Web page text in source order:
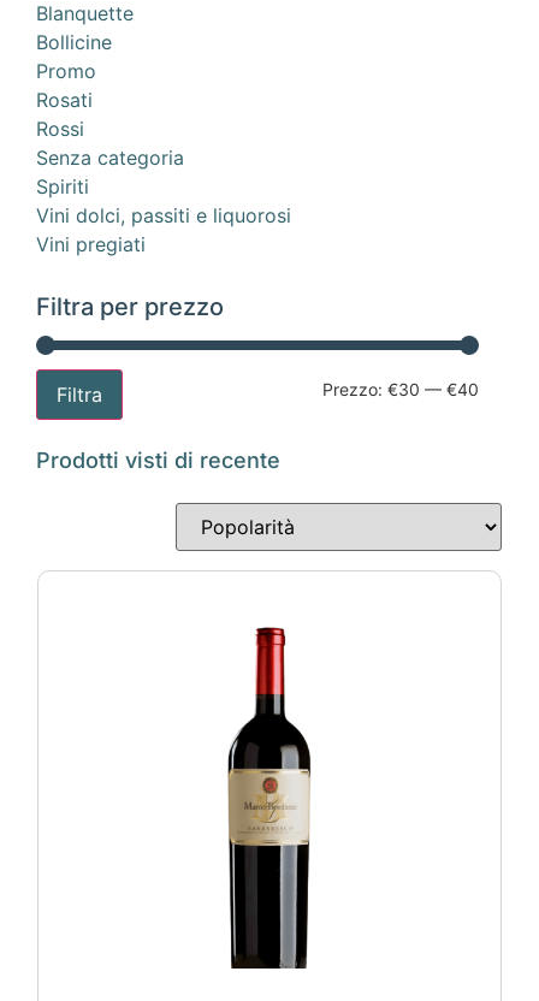
Blanquette
Bollicine
Promo
Rosati
Rossi
Senza categoria
Spiriti
Vini dolci, passiti e liquorosi
Vini pregiati
Filtra per prezzo
Filtra Prezzo: €30 — €40
Prodotti visti di recente